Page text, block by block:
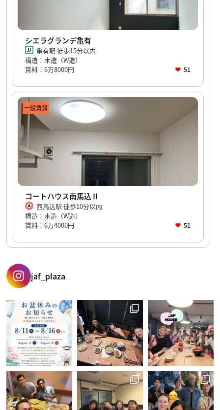
シエラグランデ亀有
亀有駅 徒歩15分以内
構造：木造（W造）
賃料：6万8000円
51
一般賃貸
コートハウス南馬込Ⅱ
西馬込駅 徒歩10分以内
構造：木造（W造）
賃料：6万4000円
51
jaf_plaza